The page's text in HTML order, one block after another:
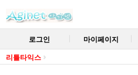
로그인 마이페이지
리틀타익스